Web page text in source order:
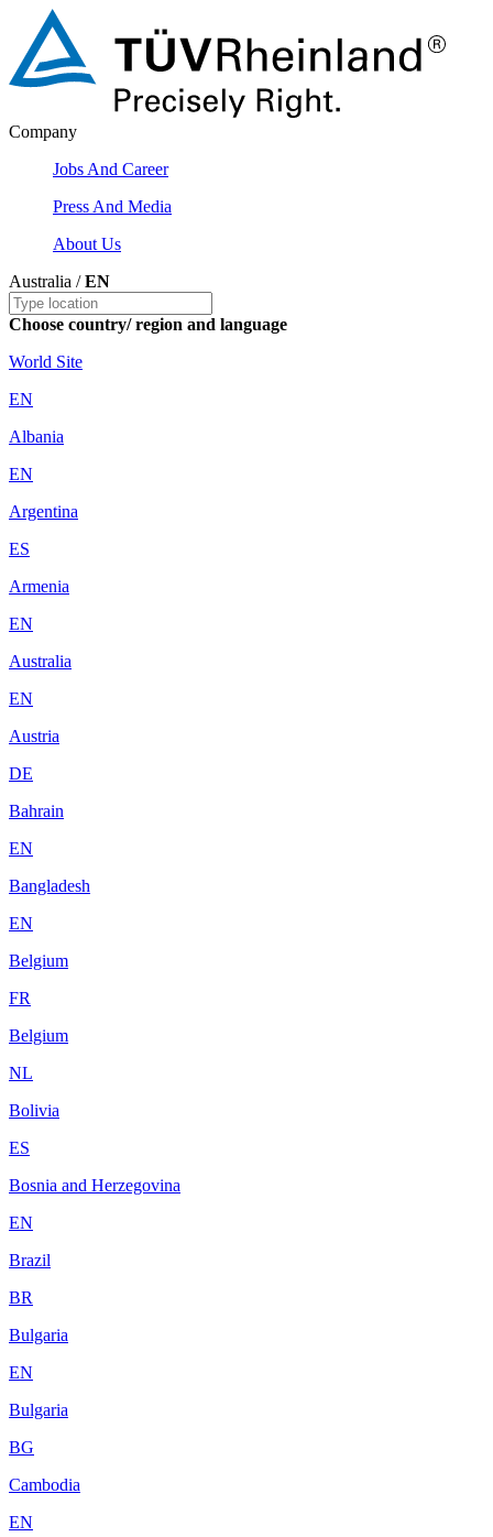
Company
Jobs And Career
Press And Media
About Us
Australia /EN
Choose country/ region and language
World Site
EN
Albania
EN
Argentina
ES
Armenia
EN
Australia
EN
Austria
DE
Bahrain
EN
Bangladesh
EN
Belgium
FR
Belgium
NL
Bolivia
ES
Bosnia and Herzegovina
EN
Brazil
BR
Bulgaria
EN
Bulgaria
BG
Cambodia
EN